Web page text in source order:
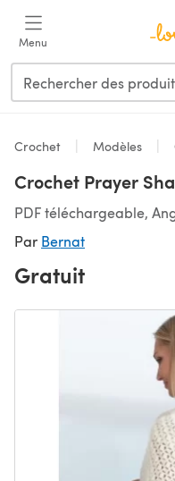
Menu
Crochet Modèles
Crochet Prayer
PDF téléchargeable,
Par Bernat
Gratuit